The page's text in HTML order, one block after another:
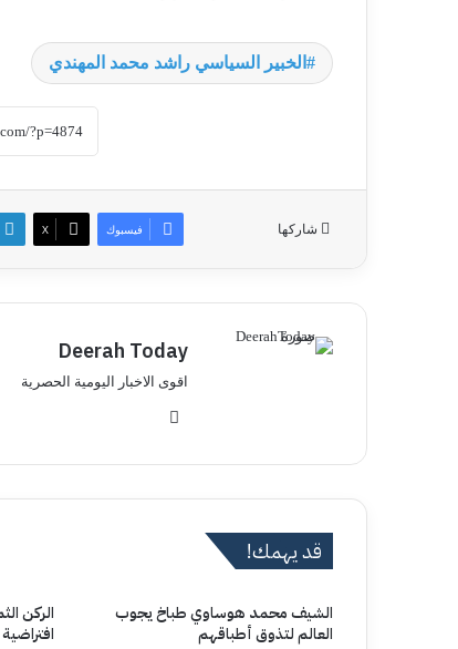
الخبير السياسي راشد محمد المهندي
شاركها فيسبوك ‫X
Deerah Today
اقوى الاخبار اليومية الحصرية
الوي
ب
قد يهمك!
‏الشيف محمد هوساوي طباخ يجوب
العالم لتذوق أطباقهم
الركن